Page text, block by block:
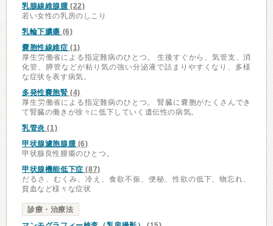
乳腺線維腺腫(22)
若い女性の乳房のしこり
乳輪下膿瘍 (6)
嚢胞性線維症 (1)
厚生労働省による指定難病のひとつ。 生後すぐから、気管支、消
化管、膵管などが粘り気の強い分泌液で詰まりやすくなり、多様
な症状を表す病気。
多発性嚢胞腎 (4)
厚生労働省による指定難病のひとつ。 腎臓に嚢胞がたくさんでき
て腎臓の働きが徐々に低下していく遺伝性の病気。
乳管炎 (1)
甲状腺濾胞腺腫(6)
甲状腺良性腫瘍のひとつ。
甲状腺機能低下症 (87)
だるさ、むくみ、冷え、食欲不振、便秘、性欲の低下、物忘れ、
貧血など様々な症状
診療・治療法